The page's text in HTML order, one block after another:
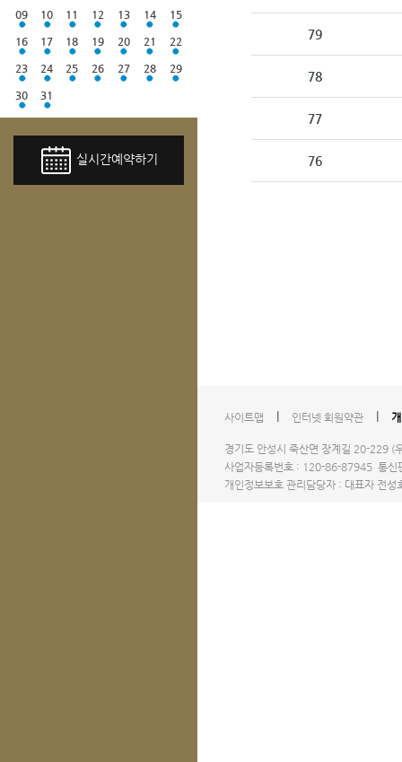
09 10 11 12 13 14 15
16 17 18 19 20 21 22
23 24 25 26 27 28 29
30 31
실시간예약하기
79
78
77
76
사이트맵 인터넷 회원약관
경기도 안성시 죽산면 장계길 20-
사업자등록번호 : 120-86-87945 통신
개인정보보호 관리담당자 : 대표자 전성